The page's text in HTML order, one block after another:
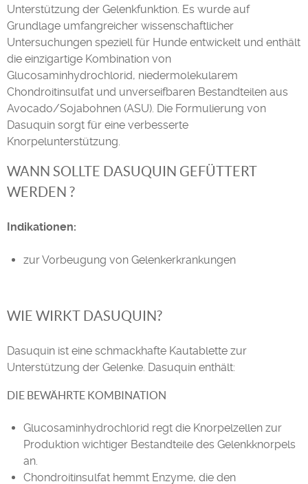
Unterstützung der Gelenkfunktion. Es wurde auf
Grundlage umfangreicher wissenschaftlicher
Untersuchungen speziell für Hunde entwickelt und enthält
die einzigartige Kombination von
Glucosaminhydrochlorid, niedermolekularem
Chondroitinsulfat und unverseifbaren Bestandteilen aus
Avocado/Sojabohnen (ASU). Die Formulierung von
Dasuquin sorgt für eine verbesserte
Knorpelunterstützung.
WANN SOLLTE DASUQUIN GEFÜTTERT
WERDEN ?
Indikationen:
zur Vorbeugung von Gelenkerkrankungen
WIE WIRKT DASUQUIN?
Dasuquin ist eine schmackhafte Kautablette zur
Unterstützung der Gelenke. Dasuquin enthält:
DIE BEWÄHRTE KOMBINATION
Glucosaminhydrochlorid regt die Knorpelzellen zur
Produktion wichtiger Bestandteile des Gelenkknorpels
an.
Chondroitinsulfat hemmt Enzyme, die den